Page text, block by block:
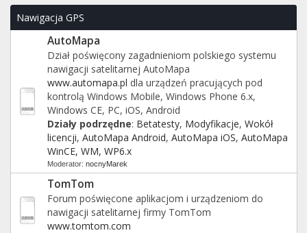
Nawigacja GPS
AutoMapa
Dział poświęcony zagadnieniom polskiego systemu
nawigacji satelitarnej AutoMapa
www.automapa.pl dla urządzeń pracujących pod
kontrolą Windows Mobile, Windows Phone 6.x,
Windows CE, PC, iOS, Android
Działy podrzędne: Betatesty, Modyfikacje, Wokół
licencji, AutoMapa Android, AutoMapa iOS, AutoMapa
WinCE, WM, WP6.x
Moderator: nocnyMarek
TomTom
Forum poświęcone aplikacjom i urządzeniom do
nawigacji satelitarnej firmy TomTom
www.tomtom.com